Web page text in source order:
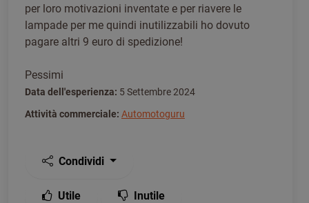
per loro motivazioni inventate e per riavere le
lampade per me quindi inutilizzabili ho dovuto
pagare altri 9 euro di spedizione!
Pessimi
Data dell'esperienza: 5 Settembre 2024
Attività commerciale: Automotoguru
Condividi
Utile Inutile